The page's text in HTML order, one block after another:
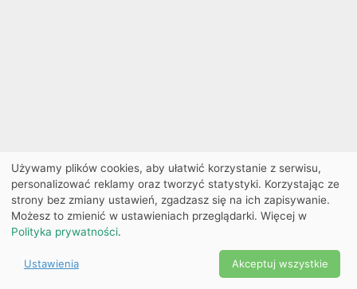
Ekobilet2026 |
Ustawienia
cookies
2026
Używamy plików cookies, aby ułatwić korzystanie z serwisu,
personalizować reklamy oraz tworzyć statystyki. Korzystając ze
strony bez zmiany ustawień, zgadzasz się na ich zapisywanie.
Możesz to zmienić w ustawieniach przeglądarki. Więcej w
Polityka prywatności.
Ustawienia Akceptuj wszystkie